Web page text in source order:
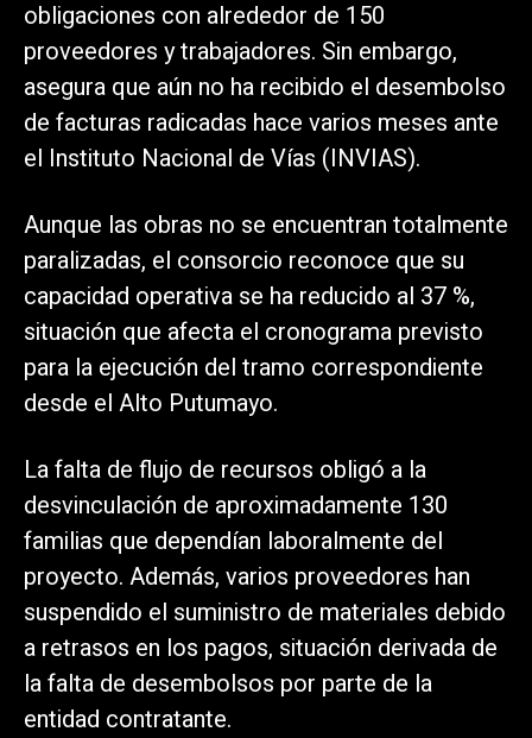
obligaciones con alrededor de 150
proveedores y trabajadores. Sin embargo,
asegura que aún no ha recibido el desembolso
de facturas radicadas hace varios meses ante
el Instituto Nacional de Vías (INVIAS).
Aunque las obras no se encuentran totalmente
paralizadas, el consorcio reconoce que su
capacidad operativa se ha reducido al 37 %,
situación que afecta el cronograma previsto
para la ejecución del tramo correspondiente
desde el Alto Putumayo.
La falta de flujo de recursos obligó a la
desvinculación de aproximadamente 130
familias que dependían laboralmente del
proyecto. Además, varios proveedores han
suspendido el suministro de materiales debido
a retrasos en los pagos, situación derivada de
la falta de desembolsos por parte de la
entidad contratante.